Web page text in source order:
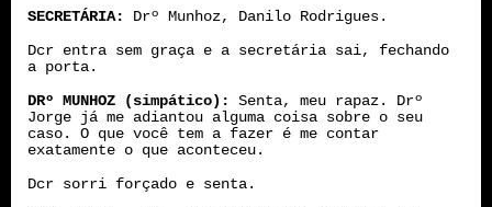
SECRETÁRIA:
Drº Munhoz, Danilo Rodrigues.
Dcr entra sem graça e a secretária sai, fechando
a porta.
DRº MUNHOZ (simpático):
Senta, meu rapaz. Drº
Jorge já me adiantou alguma coisa sobre o seu
caso. O que você tem a fazer é me contar
exatamente o que aconteceu.
Dcr sorri forçado e senta.